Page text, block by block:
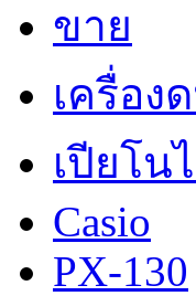
ขาย
เครื่อง
เปียโน
Casio
PX-130